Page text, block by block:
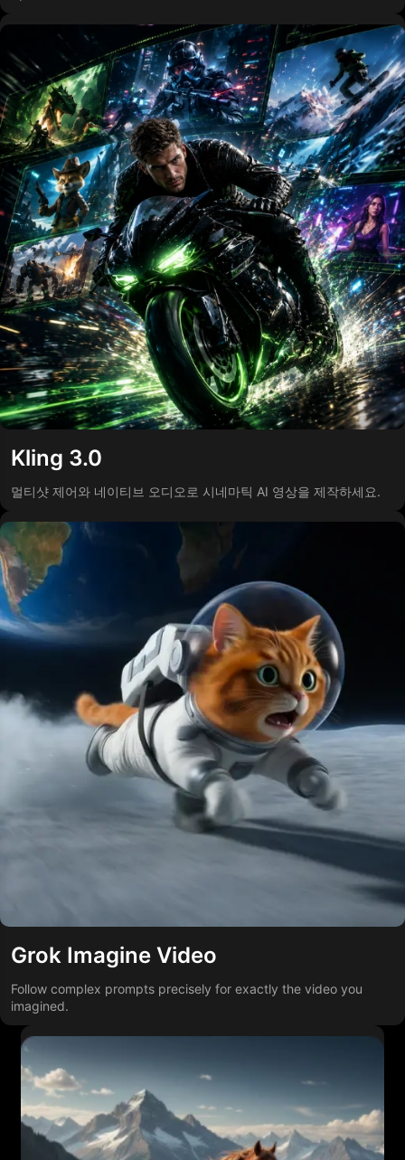
Kling 3.0
멀티샷 제어와 네이티브 오디오로 시네마틱 AI 영상을 제작하세요.
Grok Imagine Video
Follow complex prompts precisely for exactly the video you
imagined.